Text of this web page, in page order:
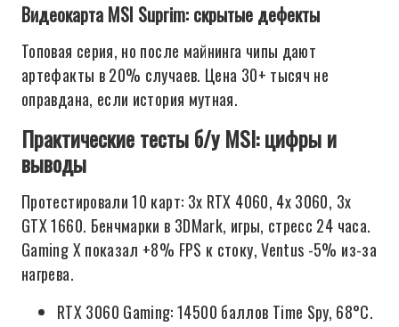
Видеокарта MSI Suprim: скрытые дефекты
Топовая серия, но после майнинга чипы дают
артефакты в 20% случаев. Цена 30+ тысяч не
оправдана, если история мутная.
Практические тесты б/у MSI: цифры и
выводы
Протестировали 10 карт: 3x RTX 4060, 4x 3060, 3x
GTX 1660. Бенчмарки в 3DMark, игры, стресс 24 часа.
Gaming X показал +8% FPS к стоку, Ventus -5% из-за
нагрева.
RTX 3060 Gaming: 14500 баллов Time Spy, 68°C.